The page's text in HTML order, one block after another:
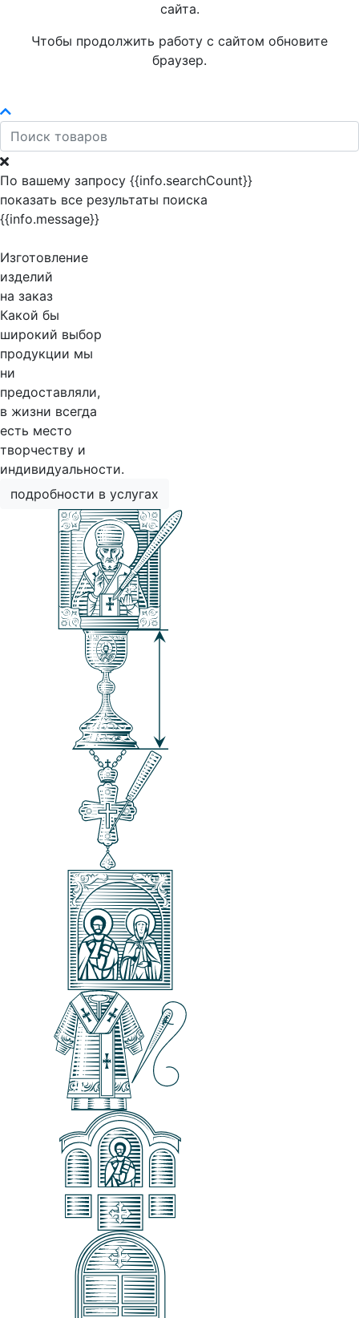
сайта.
Чтобы продолжить работу с сайтом обновите
браузер.
По вашему запросу {{info.searchCount}}
показать все результаты поиска
{{info.message}}
Изготовление
изделий
на заказ
Какой бы
широкий выбор
продукции мы
ни
предоставляли,
в жизни всегда
есть место
творчеству и
индивидуальности.
подробности в услугах